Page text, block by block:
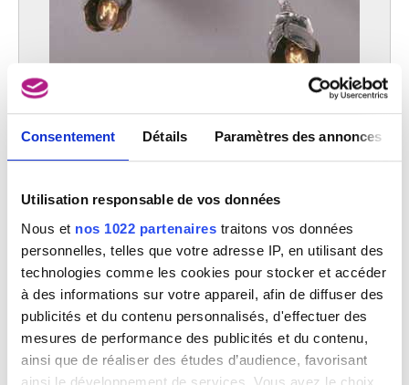
Consentement Détails Paramètres des annonces
Utilisation responsable de vos données
Nous et nos 1022 partenaires traitons vos données
personnelles, telles que votre adresse IP, en utilisant des
technologies comme les cookies pour stocker et accéder
à des informations sur votre appareil, afin de diffuser des
publicités et du contenu personnalisés, d'effectuer des
mesures de performance des publicités et du contenu,
ainsi que de réaliser des études d’audience, favorisant
ainsi le développement de services. Vous avez le choix
Fernand Dubois